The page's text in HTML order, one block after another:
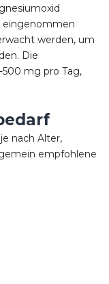
eingenommen
werden, um
Die
mg pro Tag,
nach Alter,
empfohlene